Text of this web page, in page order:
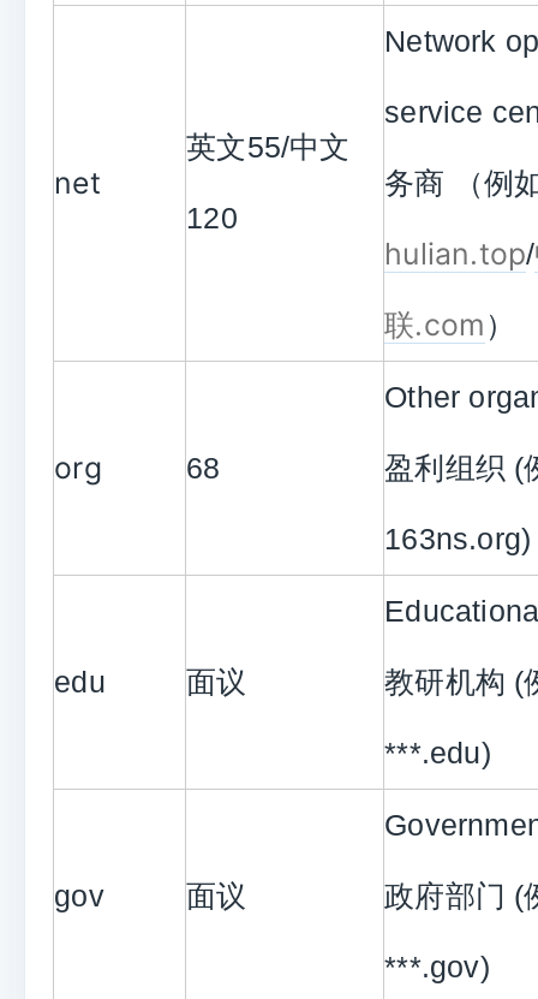
net
英文55/中文
120
Network
service
务商 （例
hulian.top/
联.com ）
org 68
Other
盈利组织 (
163ns.org)
edu 面议 教研机构 (
***.edu)
gov 面议 政府部门 (
***.gov)